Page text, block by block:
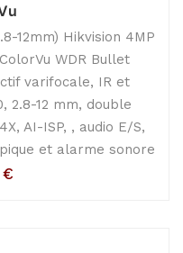
12mm) Hikvision 4MP
WDR Bullet
varifocale, IR et
2.8-12 mm, double
AI-ISP, , audio E/S,
et alarme sonore
€